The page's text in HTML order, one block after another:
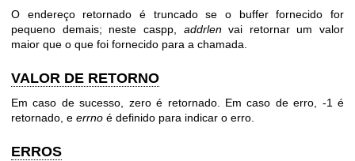
O endereço retornado é truncado se o buffer fornecido for
pequeno demais; neste caspp, addrlenvai retornar um valor
maior que o que foi fornecido para a chamada.
VALOR DE RETORNO
Em caso de sucesso, zero é retornado. Em caso de erro, -1 é
retornado, e errno é definido para indicar o erro.
ERROS